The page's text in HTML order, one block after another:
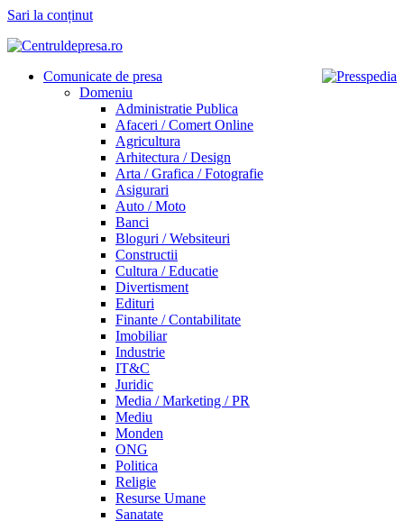
Sari la conținut
Comunicate de presa
Domeniu
Administratie Publica
Afaceri / Comert Online
Agricultura
Arhitectura / Design
Arta / Grafica / Fotografie
Asigurari
Auto / Moto
Banci
Bloguri / Websiteuri
Constructii
Cultura / Educatie
Divertisment
Edituri
Finante / Contabilitate
Imobiliar
Industrie
IT&C
Juridic
Media / Marketing / PR
Mediu
Monden
ONG
Politica
Religie
Resurse Umane
Sanatate